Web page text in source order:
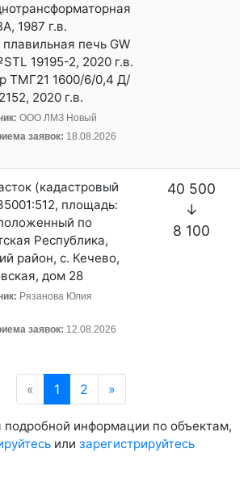
1987 г.в.
печь GW
19195-2, 2020 г.в.
ТМГ21 1600/6/0,4 Д/
2020 г.в.
ООО ЛМЗ Новый
заявок: 18.08.2026
(кадастровый
площадь:
по
Республика,
район, с. Кечево,
дом 28
Рязанова Юлия
заявок: 12.08.2026
40 500
↓
8 100
« Предыдущая
1 2 »
подробной информации по объектам,
или зарегистрируйтесь